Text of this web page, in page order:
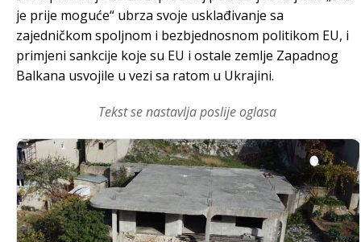
je prije moguće“ ubrza svoje usklađivanje sa
zajedničkom spoljnom i bezbjednosnom politikom EU, i
primjeni sankcije koje su EU i ostale zemlje Zapadnog
Balkana usvojile u vezi sa ratom u Ukrajini.
Tekst se nastavlja poslije oglasa